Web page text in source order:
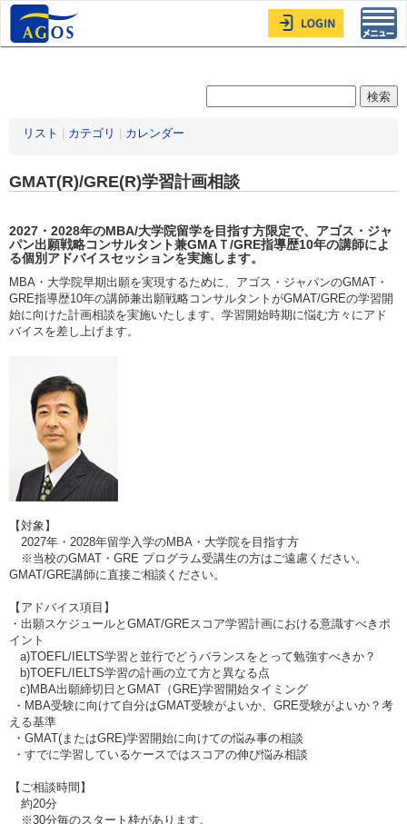
リスト カテゴリ カレンダー
GMAT(R)/GRE(R)学習計画相談
2027・2028年のMBA/大学院留学を目指す方限定で、アゴス・ジャ
パン出願戦略コンサルタント兼GMAＴ/GRE指導歴10年の講師によ
る個別アドバイスセッションを実施します。
MBA・大学院早期出願を実現するために、アゴス・ジャパンのGMAT・
GRE指導歴10年の講師兼出願戦略コンサルタントがGMAT/GREの学習開
始に向けた計画相談を実施いたします。学習開始時期に悩む方々にアド
バイスを差し上げます。
【対象】
2027年・2028年留学入学のMBA・大学院を目指す方
※当校のGMAT・GRE プログラム受講生の方はご遠慮ください。
GMAT/GRE講師に直接ご相談ください。
【アドバイス項目】
・出願スケジュールとGMAT/GREスコア学習計画における意識すべきポ
イント
a)TOEFL/IELTS学習と並行でどうバランスをとって勉強すべきか？
b)TOEFL/IELTS学習の計画の立て方と異なる点
c)MBA出願締切日とGMAT（GRE)学習開始タイミング
・MBA受験に向けて自分はGMAT受験がよいか、GRE受験がよいか？考
える基準
・GMAT(またはGRE)学習開始に向けての悩み事の相談
・すでに学習しているケースではスコアの伸び悩み相談
【ご相談時間】
約20分
※30分毎のスタート枠があります。